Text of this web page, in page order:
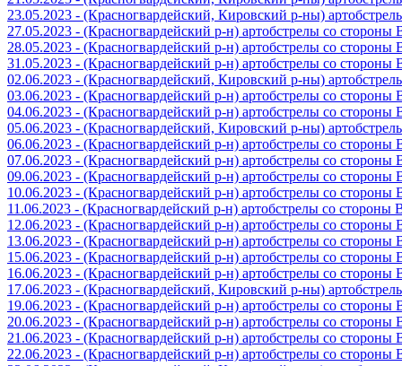
23.05.2023 - (Красногвардейский, Кировский р-ны)
27.05.2023 - (Красногвардейский р-н) артобстрелы со
28.05.2023 - (Красногвардейский р-н) артобстрелы со
31.05.2023 - (Красногвардейский р-н) артобстрелы со
02.06.2023 - (Красногвардейский, Кировский р-ны)
03.06.2023 - (Красногвардейский р-н) артобстрелы со
04.06.2023 - (Красногвардейский р-н) артобстрелы со
05.06.2023 - (Красногвардейский, Кировский р-ны)
06.06.2023 - (Красногвардейский р-н) артобстрелы со
07.06.2023 - (Красногвардейский р-н) артобстрелы со
09.06.2023 - (Красногвардейский р-н) артобстрелы со
10.06.2023 - (Красногвардейский р-н) артобстрелы со
11.06.2023 - (Красногвардейский р-н) артобстрелы со стороны
12.06.2023 - (Красногвардейский р-н) артобстрелы со
13.06.2023 - (Красногвардейский р-н) артобстрелы со
15.06.2023 - (Красногвардейский р-н) артобстрелы со
16.06.2023 - (Красногвардейский р-н) артобстрелы со
17.06.2023 - (Красногвардейский, Кировский р-ны)
19.06.2023 - (Красногвардейский р-н) артобстрелы со
20.06.2023 - (Красногвардейский р-н) артобстрелы со
21.06.2023 - (Красногвардейский р-н) артобстрелы со
22.06.2023 - (Красногвардейский р-н) артобстрелы со